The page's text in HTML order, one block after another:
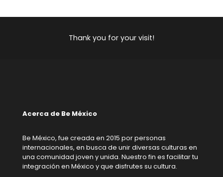
Thank you for your visit!
Acerca de Be México
Be México, fue creada en 2015 por personas
internacionales, en busca de unir diversas culturas en
una comunidad joven y unida. Nuestro fin es facilitar tu
integración en México y que disfrutes su cultura.